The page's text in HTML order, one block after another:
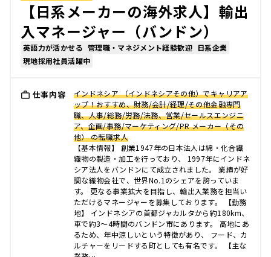
【日系メーカーの海外求人】輸出
入マネージャー（バンドン）
英語力が活かせる 管理職・マネジメント経験歓迎 日系企業
現地採用社員活躍中
仕事内容
インドネシア （インドネシアその他）でキャリアア
ップ！おすすめ、財務/会計/経理/その他金融専門
職、人事/総務/労務/法務、営業/セールスエンジニ
ア、企画/事務/マーケティング/PR メーカー（その
他） の転職求人
【基本情報】 創業1947年の日本法人は綿・化合繊
織物の製造・加工を行っており、 1997年にインドネ
シア法人をバンドンにて成立されました。 業績が好
調な織物会社で、世界No.1のシェアを誇っていま
す。 更なる事業拡大を目指し、輸出入業務を担当い
ただけるマネージャーを募集しております。 【勤務
地】 インドネシアの首都ジャカルタから約180km、
車で約3〜4時間のバンドン市にあります。 高地にあ
るため、年中涼しいという特徴があり、 フード、カ
ルチャーをリードする町としても有名です。 【主な